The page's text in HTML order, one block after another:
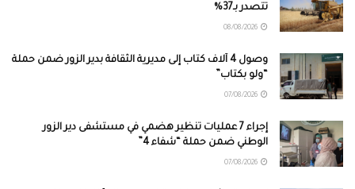
تتصدر بـ37%
وصول 4 آلاف كتاب إلى مديرية الثقافة بدير الزور ضمن حملة
“ولو بكتاب”
إجراء 7 عمليات تنظير هضمي في مستشفى دير الزور
الوطني ضمن حملة “شفاء 4”